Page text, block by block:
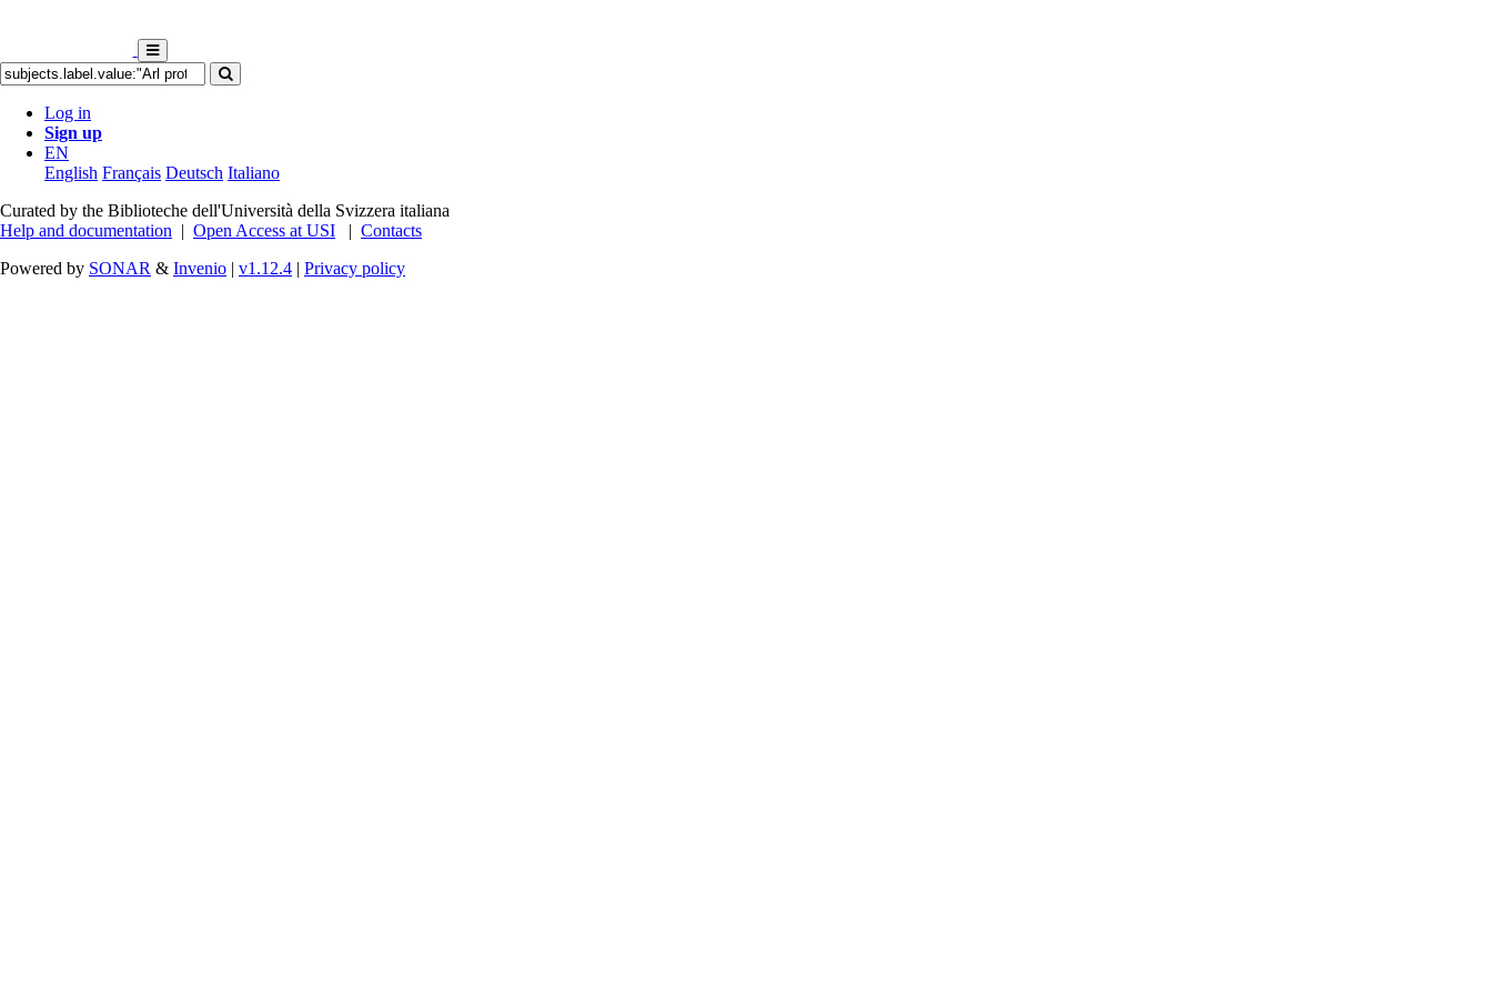
Log in
Sign up
EN
English Français Deutsch Italiano
Curated by the Biblioteche dell'Università della Svizzera italiana
Help and documentation | Open Access at USI | Contacts
Powered by SONAR & Invenio | v1.12.4 | Privacy policy